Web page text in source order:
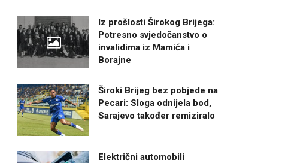
Iz prošlosti Širokog Brijega:
Potresno svjedočanstvo o
invalidima iz Mamića i
Borajne
Široki Brijeg bez pobjede na
Pecari: Sloga odnijela bod,
Sarajevo također remiziralo
Električni automobili